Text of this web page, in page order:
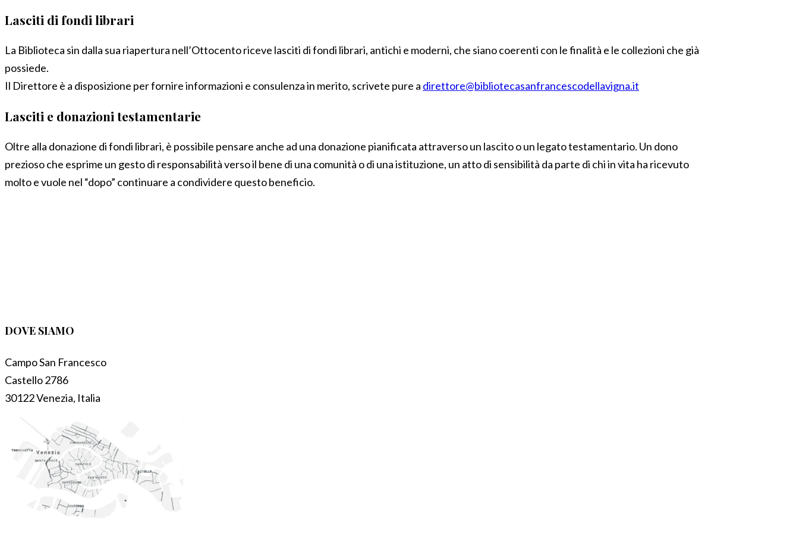
Lasciti di fondi librari
La Biblioteca sin dalla sua riapertura nell’Ottocento riceve lasciti di fondi librari, antichi e moderni, che siano coerenti con le finalità e le collezioni che già
possiede.
Il Direttore è a disposizione per fornire informazioni e consulenza in merito, scrivete pure a direttore@bibliotecasanfrancescodellavigna.it
Lasciti e donazioni testamentarie
Oltre alla donazione di fondi librari, è possibile pensare anche ad una donazione pianificata attraverso un lascito o un legato testamentario. Un dono
prezioso che esprime un gesto di responsabilità verso il bene di una comunità o di una istituzione, un atto di sensibilità da parte di chi in vita ha ricevuto
molto e vuole nel “dopo” continuare a condividere questo beneficio.
DOVE SIAMO
Campo San Francesco
Castello 2786
30122 Venezia, Italia